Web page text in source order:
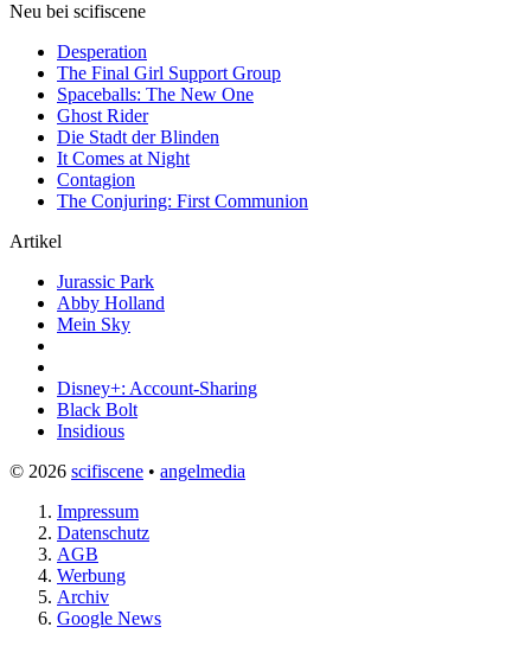
Neu bei scifiscene
Desperation
The Final Girl Support Group
Spaceballs: The New One
Ghost Rider
Die Stadt der Blinden
It Comes at Night
Contagion
The Conjuring: First Communion
Artikel
Jurassic Park
Abby Holland
Mein Sky
Disney+: Account-Sharing
Black Bolt
Insidious
© 2026 scifiscene • angelmedia
Impressum
Datenschutz
AGB
Werbung
Archiv
Google News